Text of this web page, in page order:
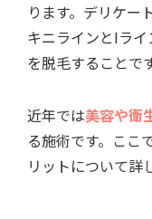
ります。デリケー
キニラインとIラ
を脱毛することです
近年では美容や衛
る施術です。ここ
リットについて詳